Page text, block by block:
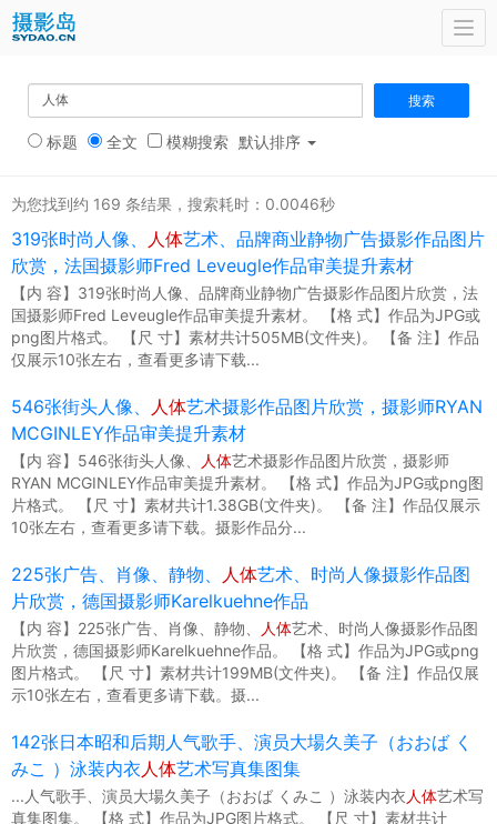
搜索
标题 全文 模糊搜索 默认排序
为您找到约 169 条结果，搜索耗时：0.0046秒
319张时尚人像、 人体艺术、品牌商业静物广告摄影作品图片
欣赏，法国摄影师Fred Leveugle作品审美提升素材
【内 容】319张时尚人像、品牌商业静物广告摄影作品图片欣赏，法
国摄影师Fred Leveugle作品审美提升素材。 【格 式】作品为JPG或
png图片格式。 【尺 寸】素材共计505MB(文件夹)。 【备 注】作品
仅展示10张左右，查看更多请下载...
546张街头人像、 人体艺术摄影作品图片欣赏，摄影师RYAN
MCGINLEY作品审美提升素材
【内 容】546张街头人像、 人体艺术摄影作品图片欣赏，摄影师
RYAN MCGINLEY作品审美提升素材。 【格 式】作品为JPG或png图
片格式。 【尺 寸】素材共计1.38GB(文件夹)。 【备 注】作品仅展示
10张左右，查看更多请下载。摄影作品分...
225张广告、肖像、静物、 人体艺术、时尚人像摄影作品图
片欣赏，德国摄影师Karelkuehne作品
【内 容】225张广告、肖像、静物、 人体艺术、时尚人像摄影作品图
片欣赏，德国摄影师Karelkuehne作品。 【格 式】作品为JPG或png
图片格式。 【尺 寸】素材共计199MB(文件夹)。 【备 注】作品仅展
示10张左右，查看更多请下载。摄...
142张日本昭和后期人气歌手、演员大場久美子（おおば く
みこ ）泳装内衣 人体艺术写真集图集
...人气歌手、演员大場久美子（おおば くみこ ）泳装内衣 人体艺术写
真集图集。 【格 式】作品为JPG图片格式。 【尺 寸】素材共计